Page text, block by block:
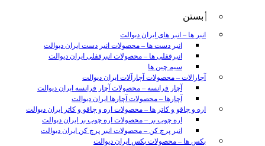
بستن
انبر ها – انبر های ایران دیوالت
انبر دست ها – محصولات انبر دست ایران دیوالت
انبرقفلی ها – محصولات انبرقفلی ایران دیوالت
سیم چین ها
آچارالات – محصولات آچارآلات ایران دیوالت
آچار فرانسه – محصولات آچار فرانسه ایران دیوالت
آچارها – محصولات آچارها ایران دیوالت
اره و چاقو و کاتر ها – محصولات اره و چاقو و کاتر ایران دیوالت
اره چوب بر – محصولات اره چوب بر ایران دیوالت
انبر پرچ کن – محصولات انبر پرچ کن ایران دیوالت
بکس ها – محصولات بکس ایران دیوالت